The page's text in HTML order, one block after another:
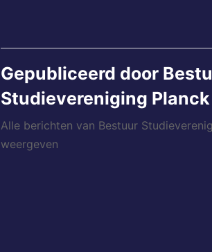
Gepubliceerd door
Studievereniging Planck
Alle berichten van Bestuur
weergeven